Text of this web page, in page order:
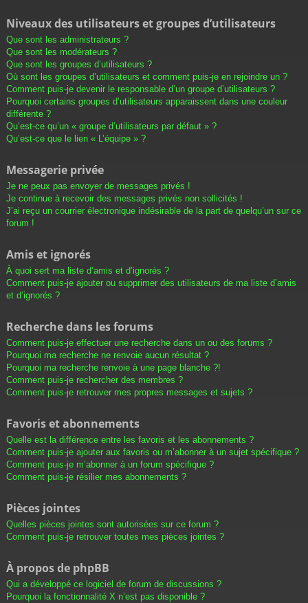
Niveaux des utilisateurs et groupes d’utilisateurs
Que sont les administrateurs ?
Que sont les modérateurs ?
Que sont les groupes d’utilisateurs ?
Où sont les groupes d’utilisateurs et comment puis-je en rejoindre un ?
Comment puis-je devenir le responsable d’un groupe d’utilisateurs ?
Pourquoi certains groupes d’utilisateurs apparaissent dans une couleur
différente ?
Qu’est-ce qu’un « groupe d’utilisateurs par défaut » ?
Qu’est-ce que le lien « L’équipe » ?
Messagerie privée
Je ne peux pas envoyer de messages privés !
Je continue à recevoir des messages privés non sollicités !
J’ai reçu un courrier électronique indésirable de la part de quelqu’un sur ce
forum !
Amis et ignorés
À quoi sert ma liste d’amis et d’ignorés ?
Comment puis-je ajouter ou supprimer des utilisateurs de ma liste d’amis
et d’ignorés ?
Recherche dans les forums
Comment puis-je effectuer une recherche dans un ou des forums ?
Pourquoi ma recherche ne renvoie aucun résultat ?
Pourquoi ma recherche renvoie à une page blanche ?!
Comment puis-je rechercher des membres ?
Comment puis-je retrouver mes propres messages et sujets ?
Favoris et abonnements
Quelle est la différence entre les favoris et les abonnements ?
Comment puis-je ajouter aux favoris ou m’abonner à un sujet spécifique ?
Comment puis-je m’abonner à un forum spécifique ?
Comment puis-je résilier mes abonnements ?
Pièces jointes
Quelles pièces jointes sont autorisées sur ce forum ?
Comment puis-je retrouver toutes mes pièces jointes ?
À propos de phpBB
Qui a développé ce logiciel de forum de discussions ?
Pourquoi la fonctionnalité X n’est pas disponible ?